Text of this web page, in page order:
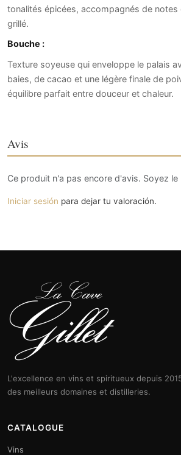
tonalités épicées, accompagnés de notes
grillé.
Bouche :
Texture soyeuse qui enveloppe le palais
baies, de cacao et une légère finale de
équilibre parfait entre douceur et chaleur.
Avis
Ce produit n'a pas encore d'avis. Soyez le
Iniciar sesión para dejar tu valoración.
L'excellence en vins et spiritueux depuis
des meilleurs domaines et distilleries.
CATALOGUE
Vins